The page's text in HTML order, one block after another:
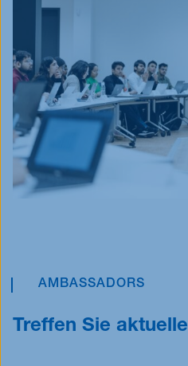
AMBASSADORS
Treffen Sie aktuelle